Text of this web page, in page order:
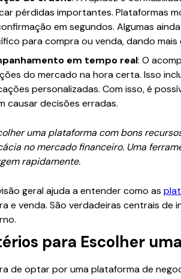
pérdidas importantes. Plataformas
em segundos. Algumas
para compra ou venda, dando
em tempo real: O
do mercado na hora certa. Isso
personalizadas. Com isso, é
causar decisões erradas.
uma plataforma com bons
no mercado financeiro. Uma
rapidamente.
geral ajuda a entender como as
e venda. São verdadeiras centrais
para Escolher
de optar por uma plataforma de